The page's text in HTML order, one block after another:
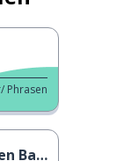
Phrasen